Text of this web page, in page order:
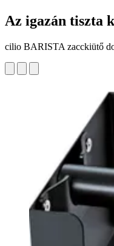
Az igazán tiszta
cilio BARISTA zacckiütő